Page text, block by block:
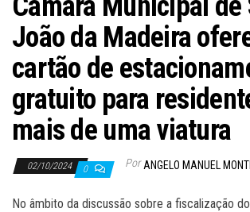
João da Madeira
cartão de
gratuito para
mais de uma viatura
02/10/2024 0 Por ANGELO MANUEL
No âmbito da discussão sobre a fiscalização